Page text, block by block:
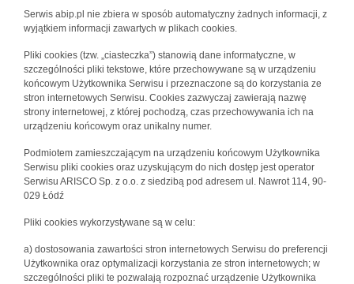
Serwis abip.pl nie zbiera w sposób automatyczny żadnych informacji, z
wyjątkiem informacji zawartych w plikach cookies.
Pliki cookies (tzw. „ciasteczka”) stanowią dane informatyczne, w
szczególności pliki tekstowe, które przechowywane są w urządzeniu
końcowym Użytkownika Serwisu i przeznaczone są do korzystania ze
stron internetowych Serwisu. Cookies zazwyczaj zawierają nazwę
strony internetowej, z której pochodzą, czas przechowywania ich na
urządzeniu końcowym oraz unikalny numer.
Podmiotem zamieszczającym na urządzeniu końcowym Użytkownika
Serwisu pliki cookies oraz uzyskującym do nich dostęp jest operator
Serwisu ARISCO Sp. z o.o. z siedzibą pod adresem ul. Nawrot 114, 90-
029 Łódź
Pliki cookies wykorzystywane są w celu:
a) dostosowania zawartości stron internetowych Serwisu do preferencji
Użytkownika oraz optymalizacji korzystania ze stron internetowych; w
szczególności pliki te pozwalają rozpoznać urządzenie Użytkownika